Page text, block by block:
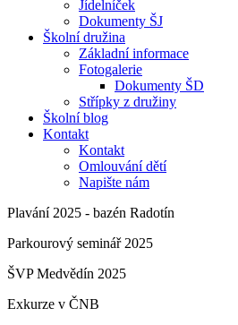
Jídelníček
Dokumenty ŠJ
Školní družina
Základní informace
Fotogalerie
Dokumenty ŠD
Střípky z družiny
Školní blog
Kontakt
Kontakt
Omlouvání dětí
Napište nám
Plavání 2025 - bazén Radotín
Parkourový seminář 2025
ŠVP Medvědín 2025
Exkurze v ČNB